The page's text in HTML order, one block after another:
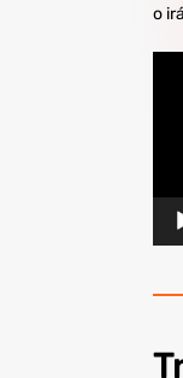
o